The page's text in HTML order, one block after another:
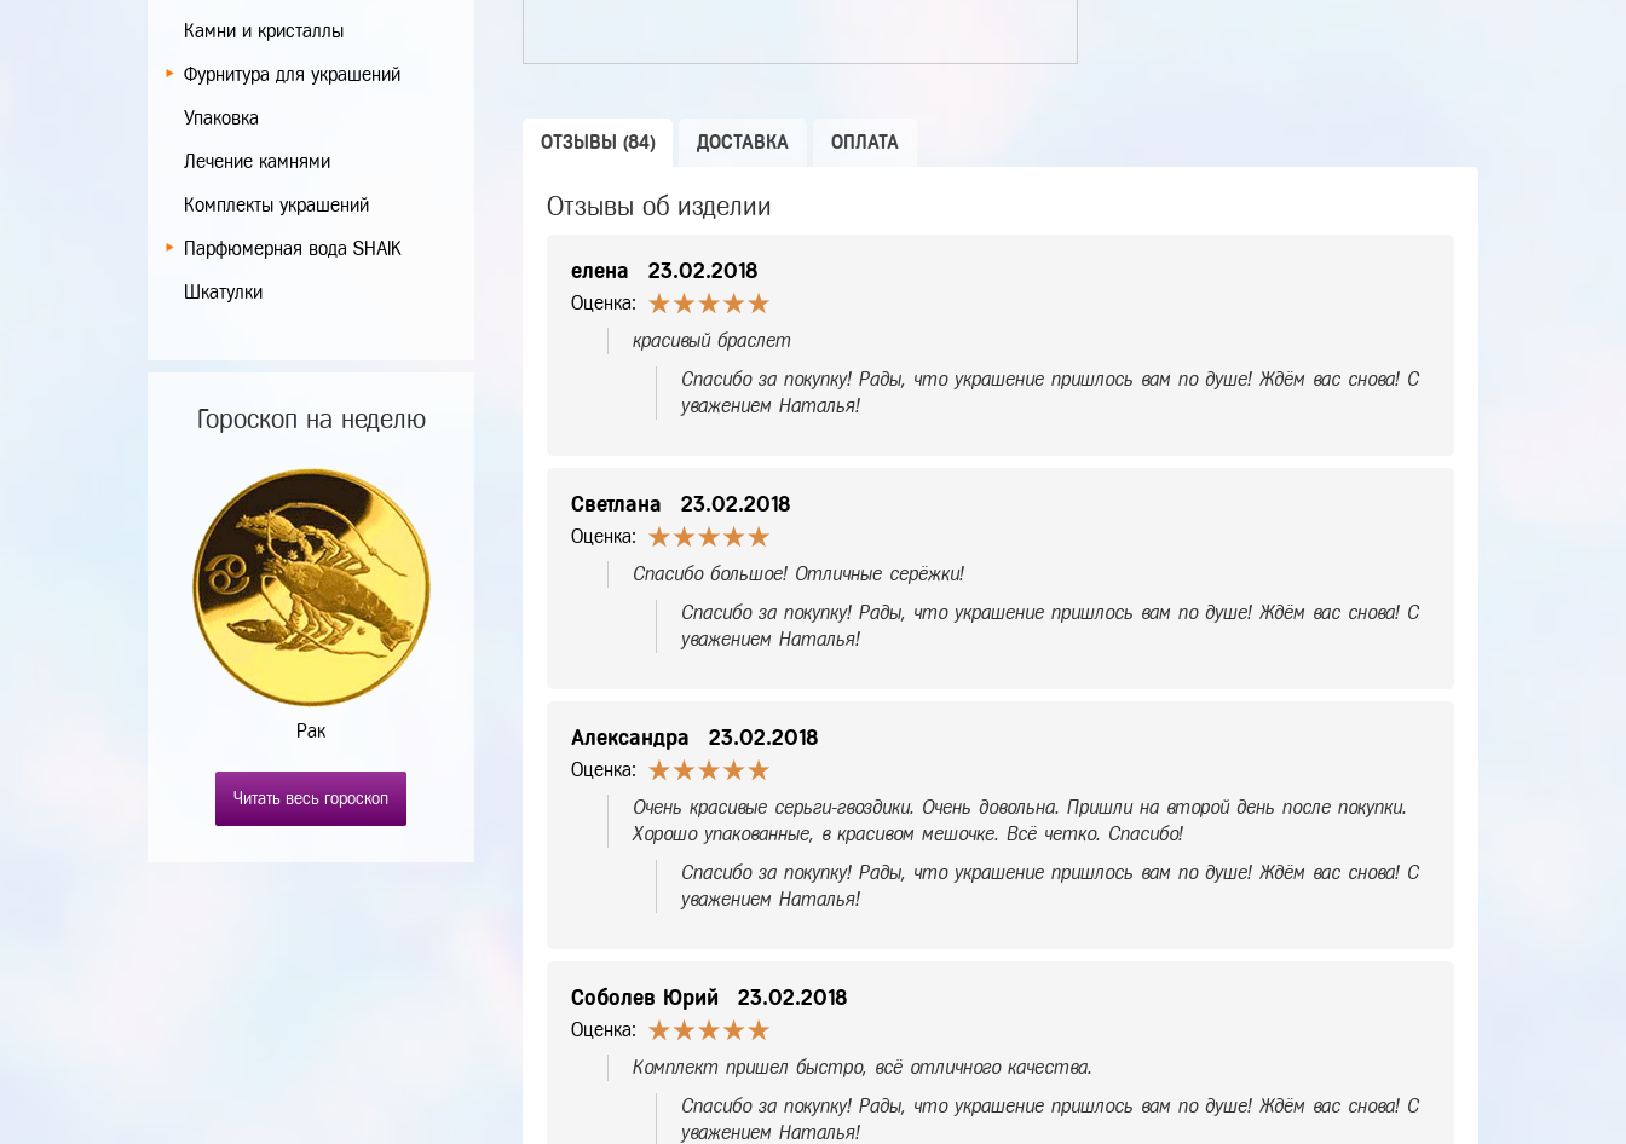
Камни и кристаллы
Фурнитура для украшений
Упаковка
Лечение камнями
Комплекты украшений
Парфюмерная вода SHAIK
Шкатулки
Гороскоп на неделю
Рак
Читать весь гороскоп
ОТЗЫВЫ (84) ДОСТАВКА ОПЛАТА
Отзывы об изделии
елена 23.02.2018
Оценка:
красивый браслет
Спасибо за покупку! Рады, что украшение пришлось вам по душе! Ждём вас снова! С
уважением Наталья!
Светлана 23.02.2018
Оценка:
Спасибо большое! Отличные серёжки!
Спасибо за покупку! Рады, что украшение пришлось вам по душе! Ждём вас снова! С
уважением Наталья!
Александра 23.02.2018
Оценка:
Очень красивые серьги-гвоздики. Очень довольна. Пришли на второй день после покупки.
Хорошо упакованные, в красивом мешочке. Всё четко. Спасибо!
Спасибо за покупку! Рады, что украшение пришлось вам по душе! Ждём вас снова! С
уважением Наталья!
Соболев Юрий 23.02.2018
Оценка:
Комплект пришел быстро, всё отличного качества.
Спасибо за покупку! Рады, что украшение пришлось вам по душе! Ждём вас снова! С
уважением Наталья!